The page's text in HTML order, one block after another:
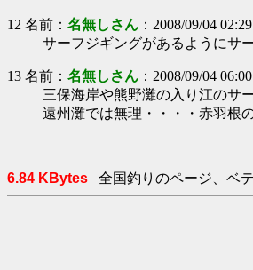
12 名前： 名無しさん ：2008/09/04
サーフジギングがあるようにサ
13 名前： 名無しさん ：2008/09/04
三保海岸や熊野灘の入り江のサ
遠州灘では無理・・・・赤羽根
6.84 KBytes 全国釣りのページ、ベ